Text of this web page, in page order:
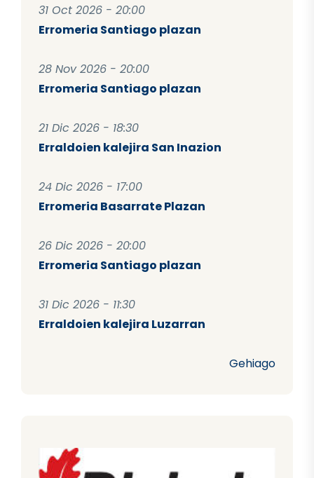
31 Oct 2026 - 20:00
Erromeria Santiago plazan
28 Nov 2026 - 20:00
Erromeria Santiago plazan
21 Dic 2026 - 18:30
Erraldoien kalejira San Inazion
24 Dic 2026 - 17:00
Erromeria Basarrate Plazan
26 Dic 2026 - 20:00
Erromeria Santiago plazan
31 Dic 2026 - 11:30
Erraldoien kalejira Luzarran
Gehiago